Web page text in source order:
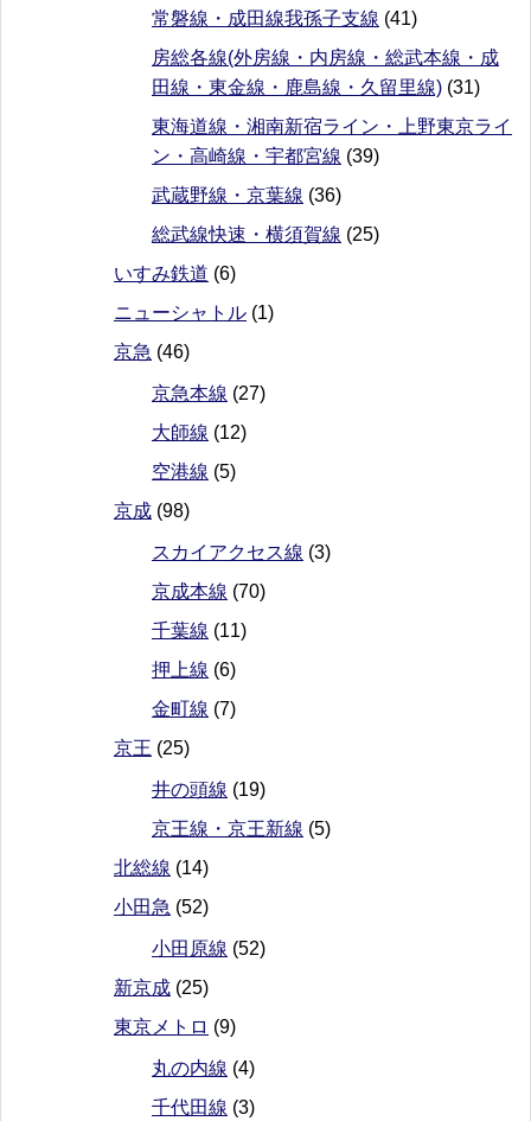
常磐線・成田線我孫子支線 (41)
房総各線(外房線・内房線・総武本線・成
田線・東金線・鹿島線・久留里線) (31)
東海道線・湘南新宿ライン・上野東京ライ
ン・高崎線・宇都宮線 (39)
武蔵野線・京葉線 (36)
総武線快速・横須賀線 (25)
いすみ鉄道 (6)
ニューシャトル (1)
京急 (46)
京急本線 (27)
大師線 (12)
空港線 (5)
京成 (98)
スカイアクセス線 (3)
京成本線 (70)
千葉線 (11)
押上線 (6)
金町線 (7)
京王 (25)
井の頭線 (19)
京王線・京王新線 (5)
北総線 (14)
小田急 (52)
小田原線 (52)
新京成 (25)
東京メトロ (9)
丸の内線 (4)
千代田線 (3)